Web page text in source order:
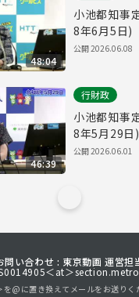
48:04
小池都知事
8年6月5日)
公開2026.06.08
46:39
行財政
小池都知事
8年5月29日)
公開2026.06.01
問い合わせ : 東京動画 運営担
＜at＞
@に置き換えてメールをお送りく